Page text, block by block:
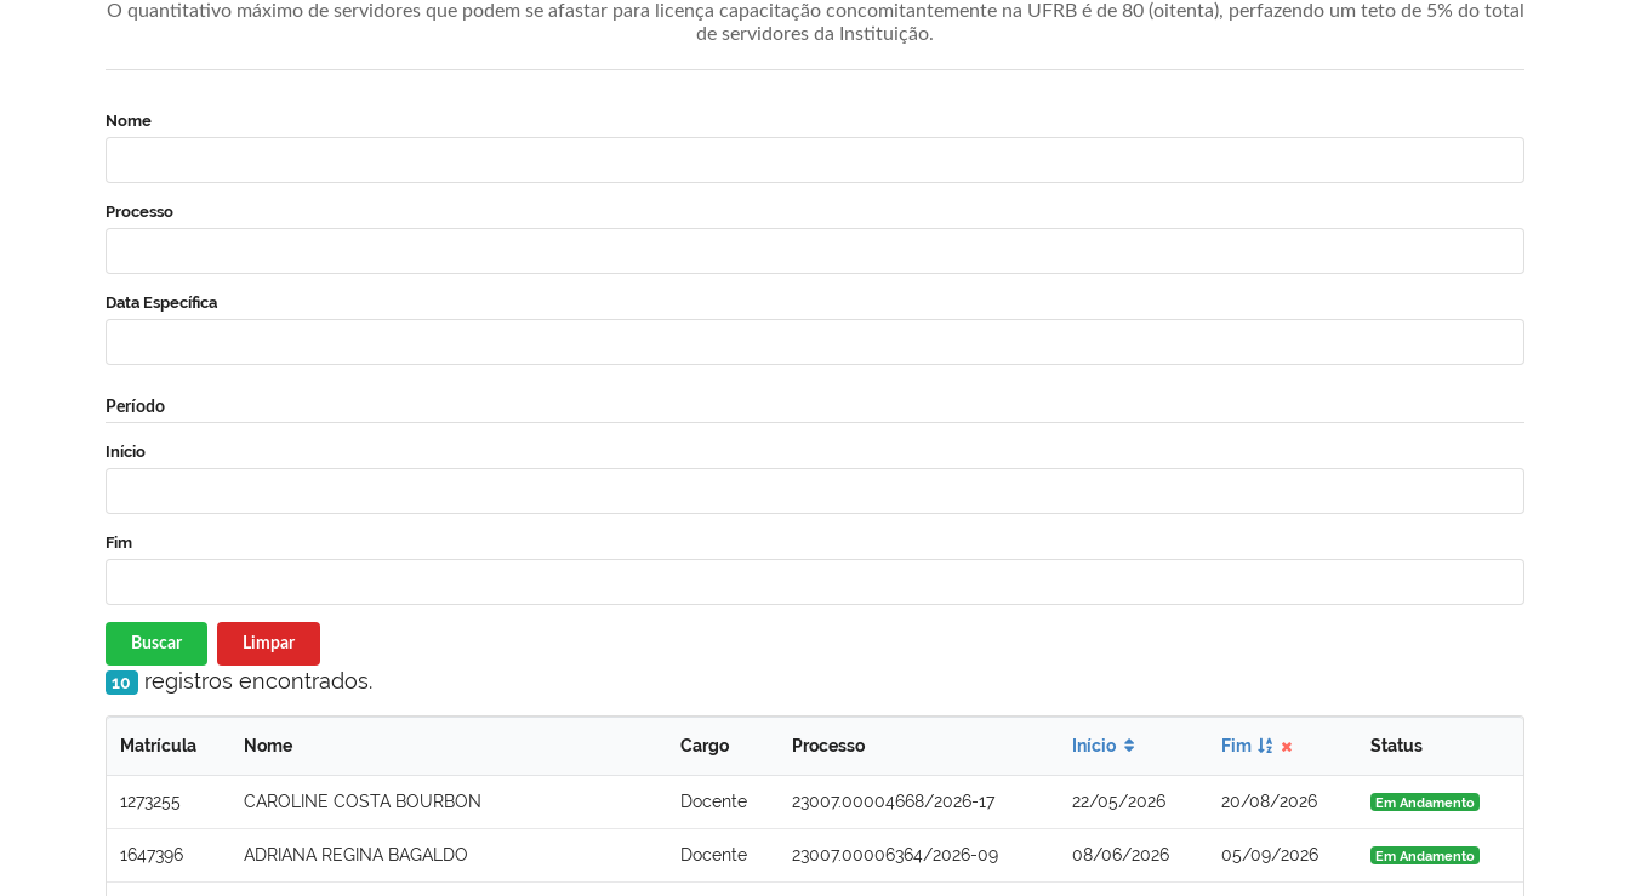
O quantitativo máximo de servidores que podem se afastar para licença capacitação concomitantemente na UFRB é de 80 (oitenta), perfazendo um teto de 5% do total
de servidores da Instituição.
Nome
Processo
Data Específica
Período
Início
Fim
Buscar Limpar
10 registros encontrados.
Matrícula Nome Cargo Processo Início Fim Status
1273255 CAROLINE COSTA BOURBON Docente 23007.00004668/2026-17 22/05/2026 20/08/2026 Em Andamento
1647396 ADRIANA REGINA BAGALDO Docente 23007.00006364/2026-09 08/06/2026 05/09/2026 Em Andamento